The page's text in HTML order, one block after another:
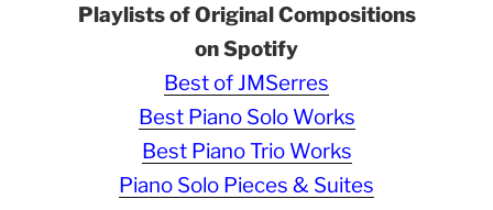
Playlists of Original Compositions
on Spotify
Best of JMSerres
Best Piano Solo Works
Best Piano Trio Works
Piano Solo Pieces & Suites